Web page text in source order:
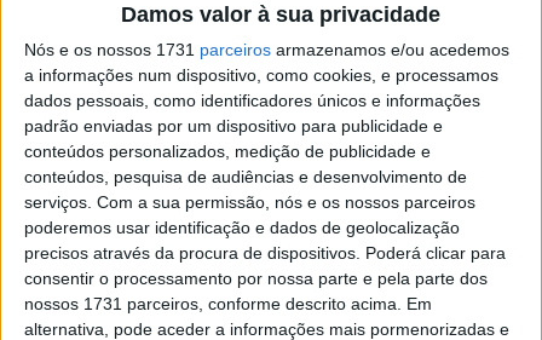
Damos valor à sua privacidade
Nós e os nossos 1731 parceiros armazenamos e/ou acedemos
a informações num dispositivo, como cookies, e processamos
dados pessoais, como identificadores únicos e informações
padrão enviadas por um dispositivo para publicidade e
conteúdos personalizados, medição de publicidade e
conteúdos, pesquisa de audiências e desenvolvimento de
serviços. Com a sua permissão, nós e os nossos parceiros
poderemos usar identificação e dados de geolocalização
precisos através da procura de dispositivos. Poderá clicar para
consentir o processamento por nossa parte e pela parte dos
nossos 1731 parceiros, conforme descrito acima. Em
alternativa, pode aceder a informações mais pormenorizadas e
Juntando o sexto lugar de Miguel Oliveira ao oitavo lugar
de Raúl Fernandez, a equipa CryptoDATA RNF Aprilia
acabou por ter um saldo muito positivo no fim de semana
positivo, com ambos os pilotos no top 10. No caso do
jovem espanhol, este largou de P12 e perdeu uma
posição na primeira volta, mas rapidamente a recuperou
uma volta depois para se situar entre os 10 primeiros na
8ª volta. Mais tarde na 15ª volta, Fernandez chegou a
oitavo e lutou mesmo pelo sétimo lugar nas voltas finais
contra nomes como Marc Márquez e Luca Marini.